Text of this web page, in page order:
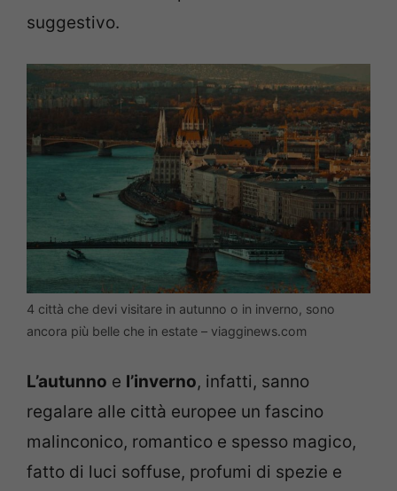
suggestivo.
4 città che devi visitare in autunno o in inverno, sono
ancora più belle che in estate – viagginews.com
L’autunno e l’inverno, infatti, sanno
regalare alle città europee un fascino
malinconico, romantico e spesso magico,
fatto di luci soffuse, profumi di spezie e